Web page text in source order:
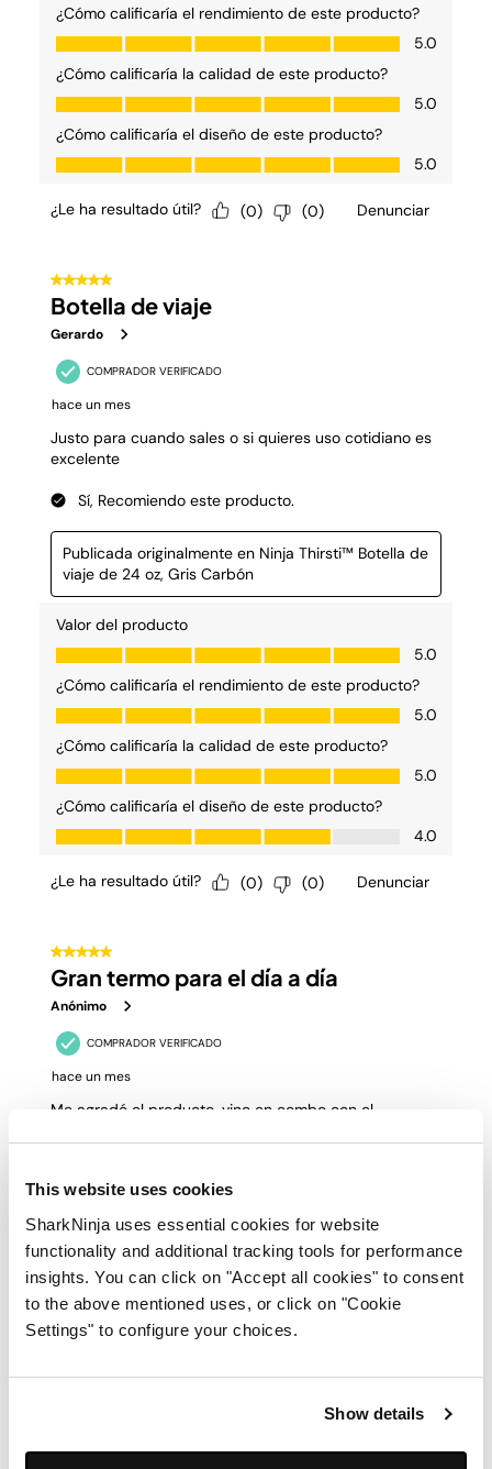
This website uses cookies
SharkNinja uses essential cookies for website
functionality and additional tracking tools for performance
insights. You can click on "Accept all cookies" to consent
to the above mentioned uses, or click on "Cookie
Settings" to configure your choices.
Show details